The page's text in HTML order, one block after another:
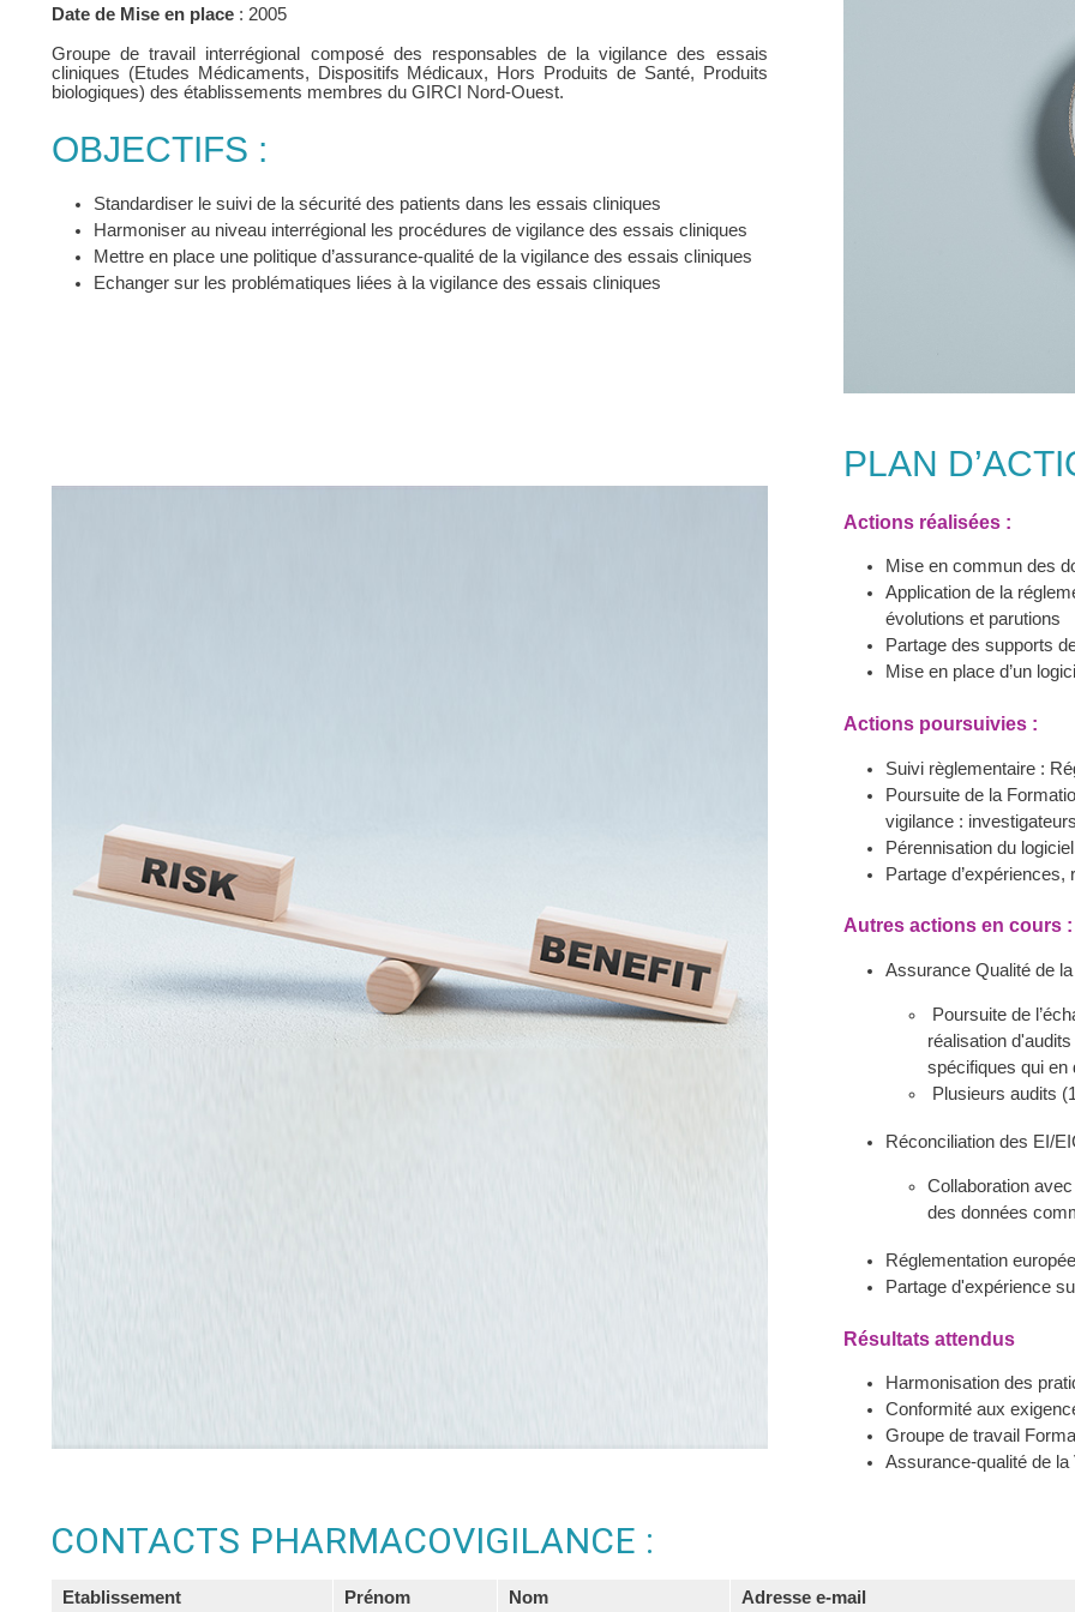
Date de Mise en place : 2005
Groupe de travail interrégional composé des responsables de la vigilance des essais
cliniques (Etudes Médicaments, Dispositifs Médicaux, Hors Produits de Santé, Produits
biologiques) des établissements membres du GIRCI Nord-Ouest.
OBJECTIFS :
Standardiser le suivi de la sécurité des patients dans les essais cliniques
Harmoniser au niveau interrégional les procédures de vigilance des essais cliniques
Mettre en place une politique d’assurance-qualité de la vigilance des essais cliniques
Echanger sur les problématiques liées à la vigilance des essais cliniques
PLAN
Actions réalisées :
Mise en commun des
Application de la
évolutions et parutions
Partage des supports
Mise en place d’un
Actions poursuivies :
Suivi règlementaire :
Poursuite de la
vigilance :
Pérennisation du
Partage
Autres actions en cours :
Assurance Qualité de
Poursuite de
réalisation
spécifiques qui en
Plusieurs audits
Réconciliation des EI/
Collaboration
des données
Réglementation
Partage d'expérience
Résultats attendus
Harmonisation des
Conformité aux
Groupe de travail
Assurance-qualité de la
CONTACTS PHARMACOVIGILANCE :
Etablissement Prénom Nom Adresse e-mail